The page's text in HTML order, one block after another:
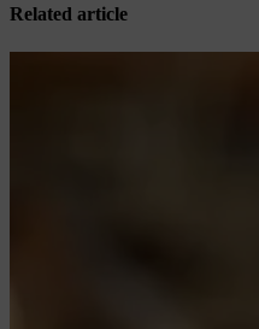
Related article